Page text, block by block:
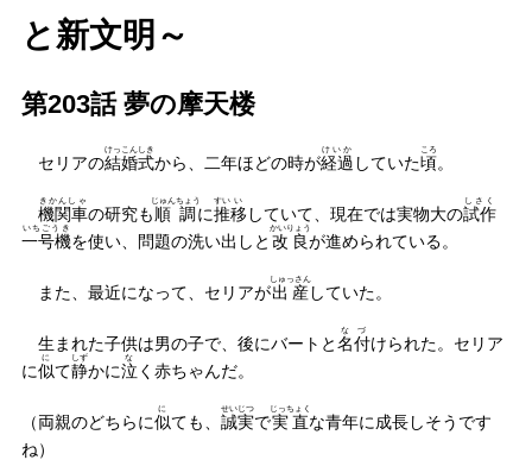
と新文明～
第203話 夢の摩天楼
セリアの結婚式
けっこんしき
から、二年ほどの時が経過
けいか
していた頃
ころ
。
機関車
きかんしゃ
の研究も順調
じゅんちょう
に推
すい
移
い
していて、現在では実物大の試作
しさく
一号機
いちごうき
を使い、問題の洗い出しと 改良
かいりょう
が進められている。
また、最近になって、セリアが出産
しゅっさん
していた。
生まれた子供は男の子で、後にバートと名付
なづ
けられた。セリア
に似
に
て静
しず
かに泣
な
く赤ちゃんだ。
（両親のどちらに似
に
ても、 誠実
せいじつ
で実直
じっちょく
な青年に成長しそうです
ね）